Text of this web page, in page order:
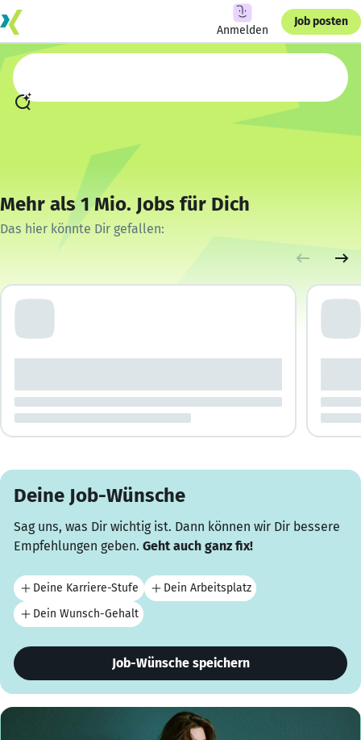
Anmelden
Job posten
Mehr als 1 Mio. Jobs für Dich
Das hier könnte Dir gefallen:
Deine Job-Wünsche
Sag uns, was Dir wichtig ist. Dann können wir Dir bessere
Empfehlungen geben. Geht auch ganz fix!
Deine Karriere-Stufe
Dein Arbeitsplatz
Dein Wunsch-Gehalt
Job-Wünsche speichern